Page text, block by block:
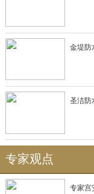
金堤防
圣洁防
专家观点
专家宫